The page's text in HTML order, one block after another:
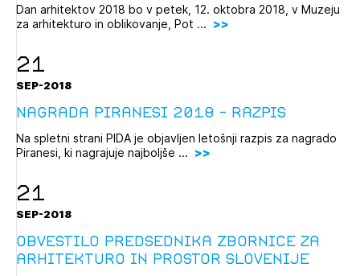
Dan arhitektov 2018 bo v petek, 12. oktobra 2018, v Muzeju
za arhitekturo in oblikovanje, Pot ...
21
SEP-2018
Nagrada Piranesi 2018 - razpis
Na spletni strani PIDA je objavljen letošnji razpis za nagrado
Piranesi, ki nagrajuje najboljše ...
21
SEP-2018
Obvestilo predsednika Zbornice za
arhitekturo in prostor Slovenije